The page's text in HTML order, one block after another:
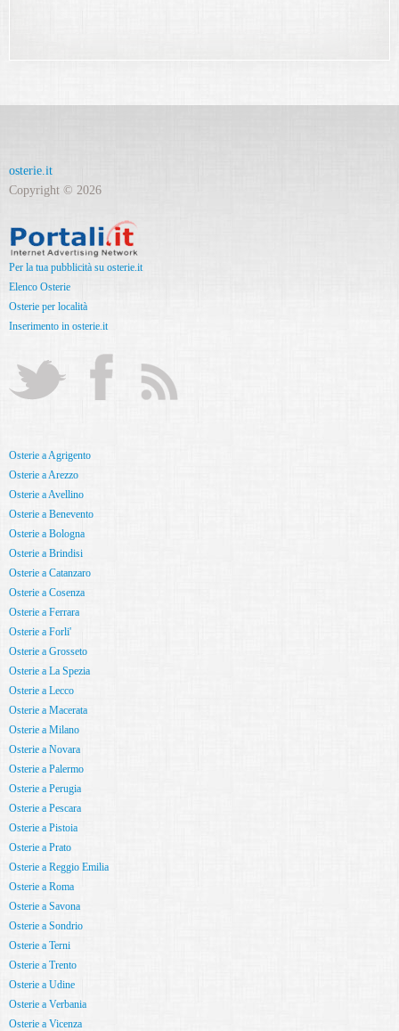
osterie.it
Copyright © 2026
Per la tua pubblicità su osterie.it
Elenco Osterie
Osterie per località
Inserimento in osterie.it
Osterie a Agrigento
Osterie a Arezzo
Osterie a Avellino
Osterie a Benevento
Osterie a Bologna
Osterie a Brindisi
Osterie a Catanzaro
Osterie a Cosenza
Osterie a Ferrara
Osterie a Forli'
Osterie a Grosseto
Osterie a La Spezia
Osterie a Lecco
Osterie a Macerata
Osterie a Milano
Osterie a Novara
Osterie a Palermo
Osterie a Perugia
Osterie a Pescara
Osterie a Pistoia
Osterie a Prato
Osterie a Reggio Emilia
Osterie a Roma
Osterie a Savona
Osterie a Sondrio
Osterie a Terni
Osterie a Trento
Osterie a Udine
Osterie a Verbania
Osterie a Vicenza